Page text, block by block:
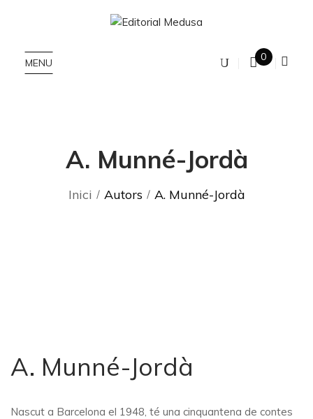
MENU 0
A. Munné-Jordà
Inici Autors A. Munné-Jordà
A. Munné-Jordà
Nascut a Barcelona el 1948, té una cinquantena de contes